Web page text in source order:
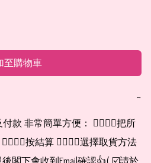
至購物車
−
按結算 👉🏻👉🏻選擇取貨方法